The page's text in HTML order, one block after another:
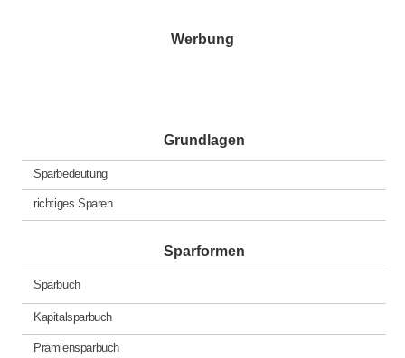
Werbung
Grundlagen
Sparbedeutung
richtiges Sparen
Sparformen
Sparbuch
Kapitalsparbuch
Prämiensparbuch